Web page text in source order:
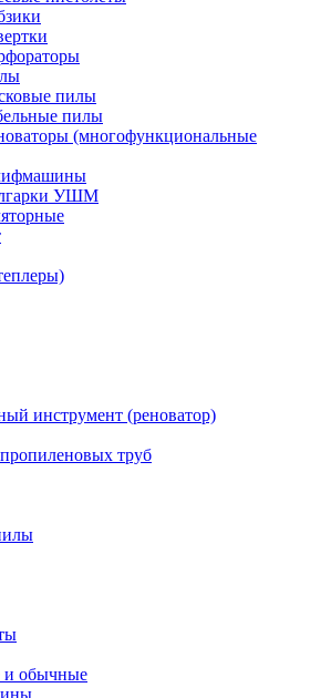
пилы
пилы
(многофункциональные
УШМ
инструмент (реноватор)
труб
и обычные